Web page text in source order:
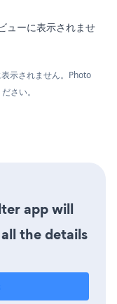
ーに表示されませ
示されません。Photo
さい。
app will
the details